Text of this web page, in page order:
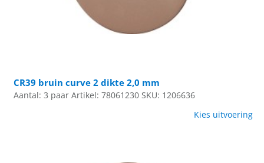
CR39 bruin curve 2 dikte 2,0 mm
Aantal: 3 paar Artikel: 78061230 SKU: 1206636
Kies uitvoering